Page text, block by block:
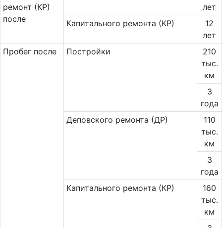
ремонт (КР)
после
лет
Капитального ремонта (КР)
12
лет
Пробег после
Постройки
210
тыс.
км
3
года
Деповского ремонта (ДР)
110
тыс.
км
3
года
Капитального ремонта (КР)
160
тыс.
км